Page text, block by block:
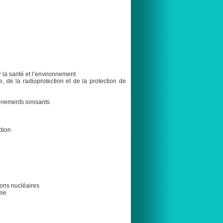
santé et l’environnement
de la radioprotection et de la protection de
ionisants
nucléaires